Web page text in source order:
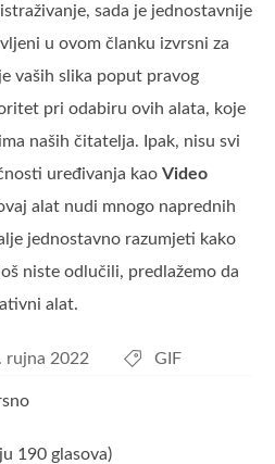
sada je jednostavnije
u ovom članku izvrsni za
vaših slika poput pravog
pri odabiru ovih alata, koje
naših čitatelja. Ipak, nisu svi
uređivanja kaoVideo
alat nudi mnogo naprednih
jednostavno razumjeti kako
niste odlučili, predlažemo da
alat.
rujna 2022 GIF
190 glasova)